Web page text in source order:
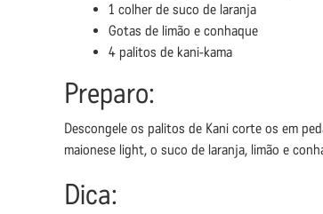
1 colher de suco de laranja
Gotas de limão e conhaque
4 palitos de kani-kama
Preparo:
Descongele os palitos de Kani corte os em
maionese light, o suco de laranja, limão e
Dica: